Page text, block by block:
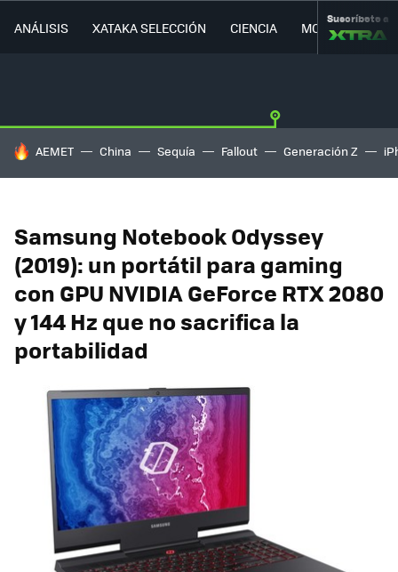
ANÁLISIS XATAKA SELECCIÓN CIENCIA MOVILIDAD
Suscríbete a
HOY SE HABLA DE
AEMET China Sequía Fallout Generación Z
Samsung Notebook Odyssey
(2019): un portátil para gaming
con GPU NVIDIA GeForce RTX 2080
y 144 Hz que no sacrifica la
portabilidad